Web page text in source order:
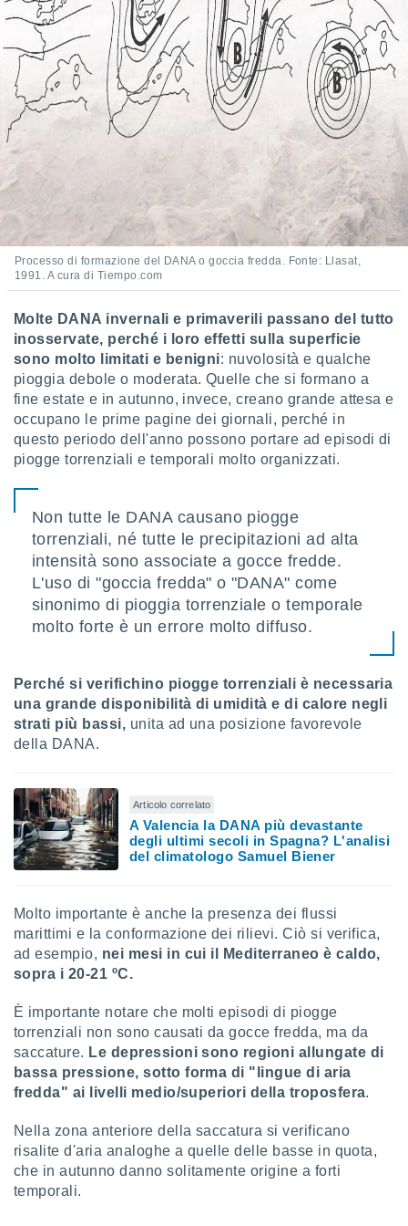
e
per la
dei
del
dei
e degli
nostri
Processo di formazione del DANA o goccia fredda. Fonte: Llasat,
1991. A cura di Tiempo.com
Molte DANA invernali e primaverili passano del tutto
inosservate, perché i loro effetti sulla superficie
sono molto limitati e benigni: nuvolosità e qualche
pioggia debole o moderata. Quelle che si formano a
fine estate e in autunno, invece, creano grande attesa e
occupano le prime pagine dei giornali, perché in
questo periodo dell'anno possono portare ad episodi di
piogge torrenziali e temporali molto organizzati.
Non tutte le DANA causano piogge
torrenziali, né tutte le precipitazioni ad alta
intensità sono associate a gocce fredde.
L'uso di "goccia fredda" o "DANA" come
sinonimo di pioggia torrenziale o temporale
molto forte è un errore molto diffuso.
Perché si verifichino piogge torrenziali è necessaria
una grande disponibilità di umidità e di calore negli
strati più bassi, unita ad una posizione favorevole
della DANA.
Articolo correlato
A Valencia la DANA più devastante
degli ultimi secoli in Spagna? L'analisi
del climatologo Samuel Biener
Molto importante è anche la presenza dei flussi
marittimi e la conformazione dei rilievi. Ciò si verifica,
ad esempio, nei mesi in cui il Mediterraneo è caldo,
sopra i 20-21 ºC.
È importante notare che molti episodi di piogge
torrenziali non sono causati da gocce fredda, ma da
saccature. Le depressioni sono regioni allungate di
bassa pressione, sotto forma di "lingue di aria
fredda" ai livelli medio/superiori della troposfera.
Nella zona anteriore della saccatura si verificano
risalite d'aria analoghe a quelle delle basse in quota,
che in autunno danno solitamente origine a forti
temporali.